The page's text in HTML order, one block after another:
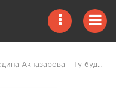
Акназарова - Ту буди mp3 скачать